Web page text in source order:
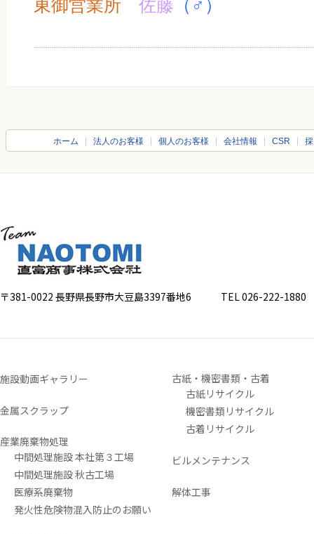
東御営業所 佐藤 （♂）
ホーム 法人のお客様 個人のお客様 会社情報 CSR
〒381-0022 長野県長野市大豆島3397番地6 TEL 026-222-1880
施設動画ギャラリー
金属スクラップ
産業廃棄物処理
中間処理施設 本社第３工場
中間処理施設 秋古工場
医療系廃棄物
発火性危険物混入防止のお願い
古紙・機密書類・古着
古紙リサイクル
機密書類リサイクル
古着リサイクル
ビルメンテナンス
解体工事